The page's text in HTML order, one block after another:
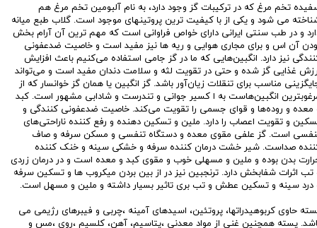
تخم مرغ که در ترکیبات گز وجود دارد، به نام آلبومین تخم مرغ هم
می شود و یکی از با کیفیت ترین پروتینهای موجود است. گلاب طبع میانه
و در طب سنتی ایرانی دارای خواص فراوانی است که مهم ترین آن آرام بخش
آن اس و برای مجاری هوایی و ریه ها نیز مفید است و خاصیت ضدعفونی
نیز دارد. انگبین‌هایی که ما در گز جامی استفاده می‌کنیم باعث افزایش
غذایی گز شده و حتی در تقویت لثه و سلامت دندان مفید است و می‌تواند
مناسب برای تنقلات زیان‌آور باشد. گز انگبین یا همان گز خوانسار که از
انگبین‌هاست به ا کسیر جوانی و تندرست و شادابی مشهور است. کبد
معده و روده‌ها و قوای جسمی را تقویت می‌کند. خاصیت ضدعفونی کنندگی و
و تقویت اعصاب را دارد. ملین و تسکین دهنده و رفع کننده ناراحتی‌های
است. گز علفی مقوی معده و دستگاه تنفسی و مسکن سرفه و صاف
صداست. شیر خشت درمان کننده سرفه و خشکی سینه و خنک کننده
بدن بوده و ملین و مسهلی خوب و مقوی کبد و معده است و در درمان زردی
تب اثرات شفابخش دارد. ترنجبین نیز در از بین بردن میکروب ها و تسکین سرفه
درد سینه و تسکین عطش و تب بری تاثیر بسیار داشته و ملین و مسهل است.
حاوی کربوهیدراتها، پروتئین، اسیدهای آمینه ،چربی و فیبرهای رژیمی می
پسته همچنین غنی از مواد معدنی ،پتاسیم، آهن، کلسیم ،روی ،مس و